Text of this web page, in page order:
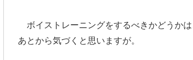
ボイストレーニングをするべきかどうか
あとから気づくと思いますが。